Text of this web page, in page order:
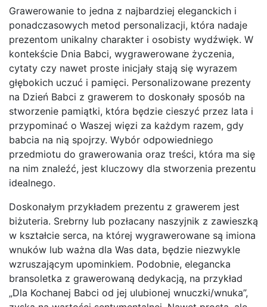
Grawerowanie to jedna z najbardziej eleganckich i
ponadczasowych metod personalizacji, która nadaje
prezentom unikalny charakter i osobisty wydźwięk. W
kontekście Dnia Babci, wygrawerowane życzenia,
cytaty czy nawet proste inicjały stają się wyrazem
głębokich uczuć i pamięci. Personalizowane prezenty
na Dzień Babci z grawerem to doskonały sposób na
stworzenie pamiątki, która będzie cieszyć przez lata i
przypominać o Waszej więzi za każdym razem, gdy
babcia na nią spojrzy. Wybór odpowiedniego
przedmiotu do grawerowania oraz treści, która ma się
na nim znaleźć, jest kluczowy dla stworzenia prezentu
idealnego.
Doskonałym przykładem prezentu z grawerem jest
biżuteria. Srebrny lub pozłacany naszyjnik z zawieszką
w kształcie serca, na której wygrawerowane są imiona
wnuków lub ważna dla Was data, będzie niezwykle
wzruszającym upominkiem. Podobnie, elegancka
bransoletka z grawerowaną dedykacją, na przykład
„Dla Kochanej Babci od jej ulubionej wnuczki/wnuka”,